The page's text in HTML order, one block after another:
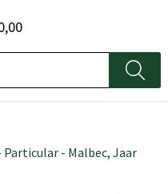
Particular - Malbec, Jaar